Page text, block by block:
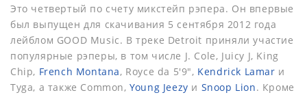
Это четвертый по счету микстейп рэпера. Он впервые
был выпущен для скачивания 5 сентября 2012 года
лейблом GOOD Music. В треке Detroit приняли участие
популярные рэперы, в том числе J. Cole, Juicy J, King
Chip, French Montana, Royce da 5'9", Kendrick Lamar и
Tyga, а также Common,Young Jeezy и Snoop Lion. Кроме